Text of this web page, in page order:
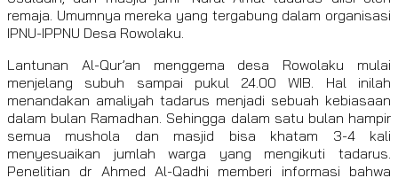
remaja. Umumnya mereka yang tergabung dalam organisasi
IPNU-IPPNU Desa Rowolaku.
Lantunan Al-Qur’an menggema desa Rowolaku mulai
menjelang subuh sampai pukul 24.00 WIB. Hal inilah
menandakan amaliyah tadarus menjadi sebuah kebiasaan
dalam bulan Ramadhan. Sehingga dalam satu bulan hampir
semua mushola dan masjid bisa khatam 3-4 kali
menyesuaikan jumlah warga yang mengikuti tadarus.
Penelitian dr Ahmed Al-Qadhi memberi informasi bahwa